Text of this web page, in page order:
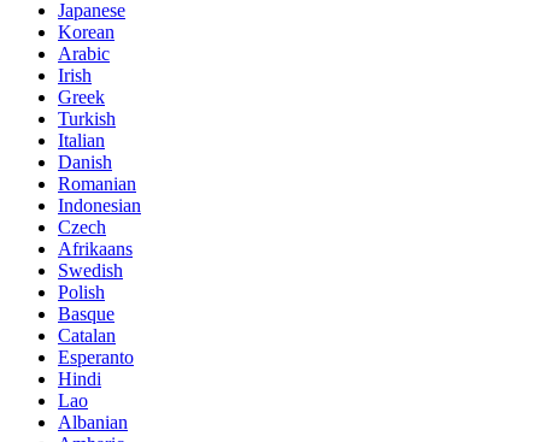
Japanese
Korean
Arabic
Irish
Greek
Turkish
Italian
Danish
Romanian
Indonesian
Czech
Afrikaans
Swedish
Polish
Basque
Catalan
Esperanto
Hindi
Lao
Albanian